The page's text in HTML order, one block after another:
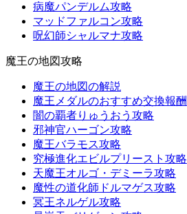
病魔パンデルム攻略
マッドファルコン攻略
呪幻師シャルマナ攻略
魔王の地図攻略
魔王の地図の解説
魔王メダルのおすすめ交換報酬
闇の覇者りゅうおう攻略
邪神官ハーゴン攻略
魔王バラモス攻略
究極進化エビルプリースト攻略
天魔王オルゴ・デミーラ攻略
魔性の道化師ドルマゲス攻略
冥王ネルゲル攻略